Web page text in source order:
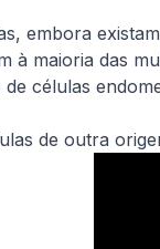
embora
à maioria das
células
de outra